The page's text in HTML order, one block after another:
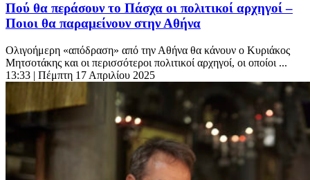
Πού θα περάσουν το Πάσχα οι πολιτικοί αρχηγοί –
Ποιοι θα παραμείνουν στην Αθήνα
Ολιγοήμερη «απόδραση» από την Αθήνα θα κάνουν ο Κυριάκος
Μητσοτάκης και οι περισσότεροι πολιτικοί αρχηγοί, οι οποίοι ...
13:33 | Πέμπτη 17 Απριλίου 2025